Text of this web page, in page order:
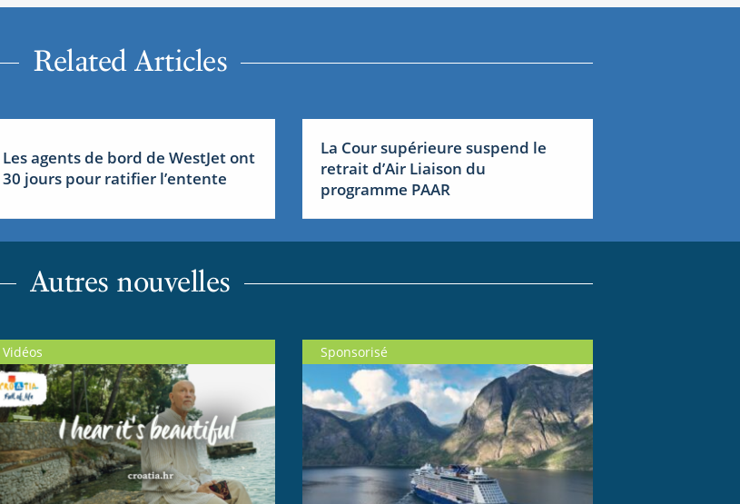
Related Articles
Les agents de bord de WestJet ont
30 jours pour ratifier l’entente
La Cour supérieure suspend le
retrait d’Air Liaison du
programme PAAR
Autres nouvelles
Vidéos Sponsorisé